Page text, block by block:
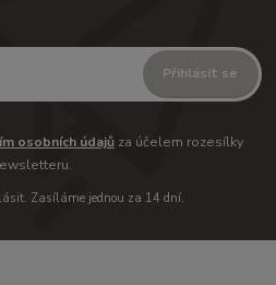
Přihlásit se
osobních údajůza účelem rozesílky
Zasíláme jednou za 14 dní.